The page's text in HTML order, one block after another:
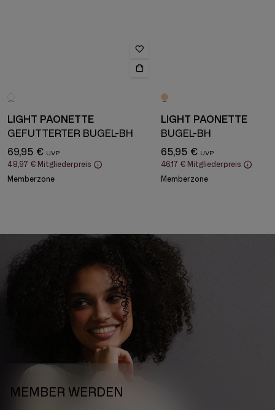
LIGHT PAONETTE
GEFÜTTERTER BÜGEL-BH
69,95 €
48,97 € Mitgliederpreis
Memberzone
LIGHT PAONETTE
BÜGEL-BH
65,95 €
46,17 € Mitgliederpreis
Memberzone
MEMBER WERDEN